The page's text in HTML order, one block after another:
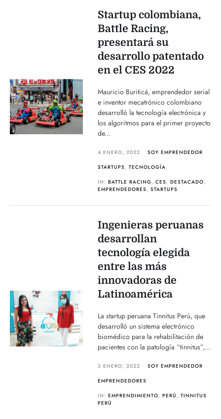
Startup colombiana,
Battle Racing,
presentará su
desarrollo patentado
en el CES 2022
Mauricio Buriticá, emprendedor serial
e inventor mecatrónico colombiano
desarrolló la tecnología electrónica y
los algoritmos para el primer proyecto
de...
4 ENERO, 2022
SOY EMPRENDEDOR
STARTUPS,TECNOLOGÍA
IN:BATTLE RACING,CES,DESTACADO,
EMPRENDEDORES,STARTUPS
Ingenieras peruanas
desarrollan
tecnología elegida
entre las más
innovadoras de
Latinoamérica
La startup peruana Tinnitus Perú, que
desarrolló un sistema electrónico
biomédico para la rehabilitación de
pacientes con la patología “tinnitus”,...
3 ENERO, 2022
SOY EMPRENDEDOR
EMPRENDEDORES
IN:EMPRENDIMIENTO,PERÚ ,TINNITUS
PERÚ